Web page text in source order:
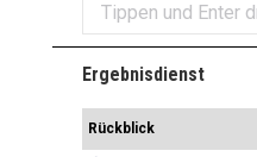
Ergebnisdienst
Rückblick